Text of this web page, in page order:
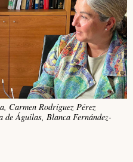
Carmen Rodríguez Pérez
Águilas, Blanca Fernández-